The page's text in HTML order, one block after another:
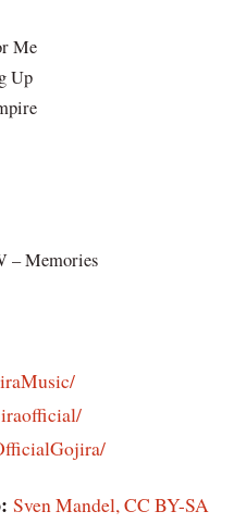
Me
Up
– Memories
Sven Mandel, CC BY-SA